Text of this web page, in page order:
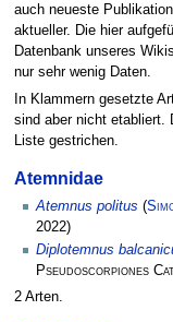
auch neueste
aktueller. Die hier
Datenbank unseres
nur sehr wenig Daten.
In Klammern gesetzte
sind aber nicht etabliert.
Liste gestrichen.
Atemnidae
Atemnus politus (
2022)
Diplotemnus
Pseudoscorpiones
2 Arten.